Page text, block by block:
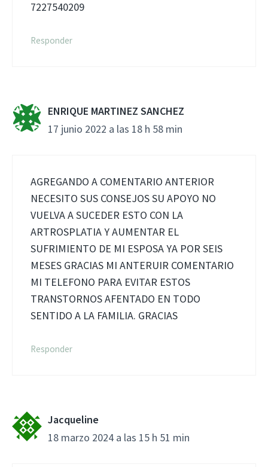
7227540209
Responder
ENRIQUE MARTINEZ SANCHEZ
17 junio 2022 a las 18 h 58 min
AGREGANDO A COMENTARIO ANTERIOR
NECESITO SUS CONSEJOS SU APOYO NO
VUELVA A SUCEDER ESTO CON LA
ARTROSPLATIA Y AUMENTAR EL
SUFRIMIENTO DE MI ESPOSA YA POR SEIS
MESES GRACIAS MI ANTERUIR COMENTARIO
MI TELEFONO PARA EVITAR ESTOS
TRANSTORNOS AFENTADO EN TODO
SENTIDO A LA FAMILIA. GRACIAS
Responder
Jacqueline
18 marzo 2024 a las 15 h 51 min